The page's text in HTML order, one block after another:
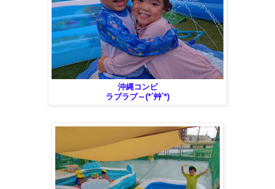
沖縄コンビ
ラブラブ～(*´艸`*)